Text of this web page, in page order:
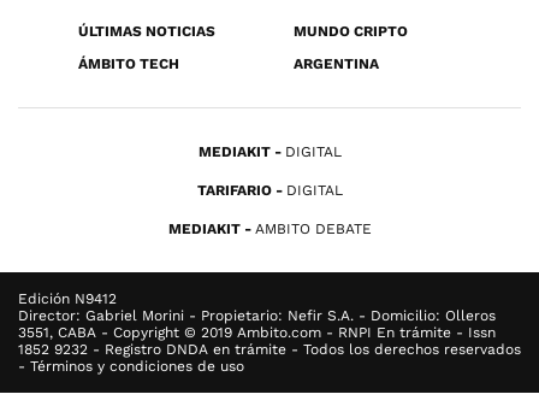
ÚLTIMAS NOTICIAS
MUNDO CRIPTO
ÁMBITO TECH
ARGENTINA
MEDIAKIT DIGITAL
TARIFARIO DIGITAL
MEDIAKIT AMBITO DEBATE
Edición N9412
Director: Gabriel Morini - Propietario: Nefir S.A. - Domicilio: Olleros
3551, CABA - Copyright © 2019 Ambito.com - RNPI En trámite - Issn
1852 9232 - Registro DNDA en trámite - Todos los derechos reservados
- Términos y condiciones de uso